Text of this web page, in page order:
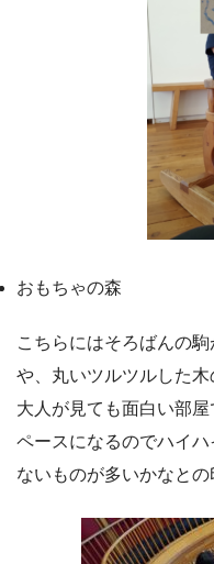
おもちゃの森
こちらにはそろばんの
や、丸いツルツルした
大人が見ても面白い部
ペースになるのでハイ
ないものが多いかなとの